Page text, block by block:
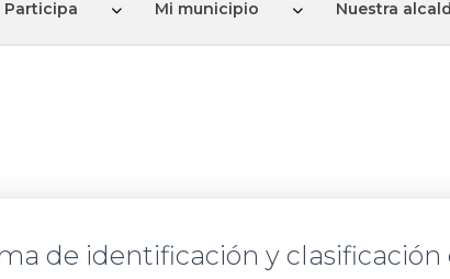
Participa Mi municipio Nuestra
de identificación y